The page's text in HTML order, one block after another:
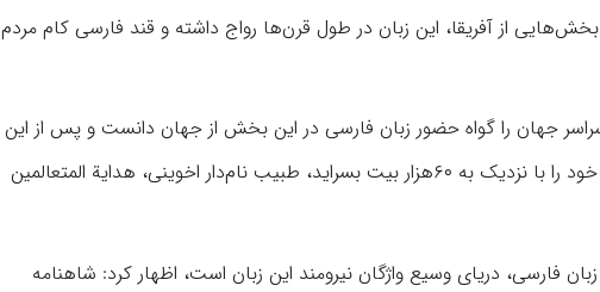
از آفریقا، این زبان در طول قرن‌ها رواج داشته و قند فارسی کام مردم
جهان را گواه حضور زبان فارسی در این بخش از جهان دانست و پس از این
گفت: تنها گفتنی است که پیش از آن‌که فردوسی بزرگ شاهنامه خود را با نزدیک به ۶۰هزار بیت بسراید، طبیب نام‌دار اخوینی، هدایة المتعالمین
دریای وسیع واژگان نیرومند این زبان است، اظهار کرد: شاهنامه